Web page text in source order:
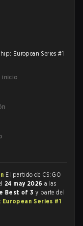
European Series #1
inicio
El partido de CS:GO
24 may 2026 a las
Best of 3y parte del
Series #1